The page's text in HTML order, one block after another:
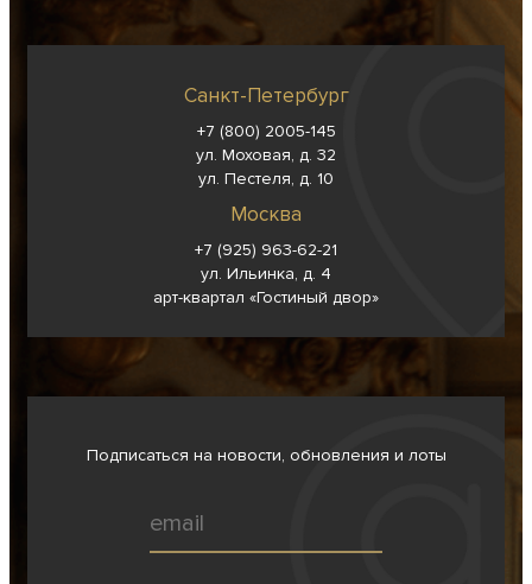
Санкт-Петербург
+7 (800) 2005-145
ул. Моховая, д. 32
ул. Пестеля, д. 10
Москва
+7 (925) 963-62-21
ул. Ильинка, д. 4
арт-квартал «Гостиный двор»
Подписаться на новости, обновления и лоты